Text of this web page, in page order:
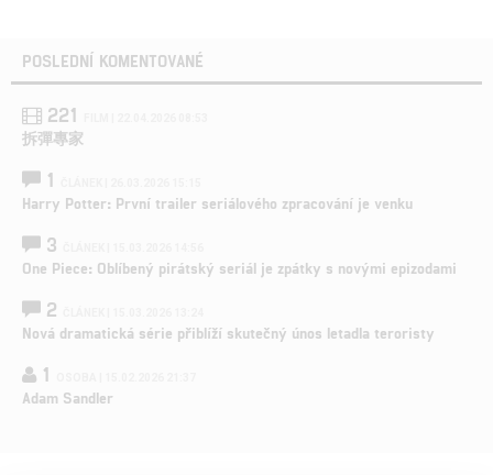
POSLEDNÍ KOMENTOVANÉ
221
拆彈專家
1
Harry Potter: První trailer seriálového zpracování je venku
3
One Piece: Oblíbený pirátský seriál je zpátky s novými epizodami
2
Nová dramatická série přiblíží skutečný únos letadla teroristy
1
Adam Sandler